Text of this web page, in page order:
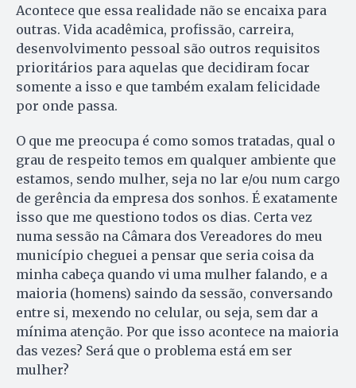
Acontece que essa realidade não se encaixa para
outras. Vida acadêmica, profissão, carreira,
desenvolvimento pessoal são outros requisitos
prioritários para aquelas que decidiram focar
somente a isso e que também exalam felicidade
por onde passa.
O que me preocupa é como somos tratadas, qual o
grau de respeito temos em qualquer ambiente que
estamos, sendo mulher, seja no lar e/ou num cargo
de gerência da empresa dos sonhos. É exatamente
isso que me questiono todos os dias. Certa vez
numa sessão na Câmara dos Vereadores do meu
município cheguei a pensar que seria coisa da
minha cabeça quando vi uma mulher falando, e a
maioria (homens) saindo da sessão, conversando
entre si, mexendo no celular, ou seja, sem dar a
mínima atenção. Por que isso acontece na maioria
das vezes? Será que o problema está em ser
mulher?